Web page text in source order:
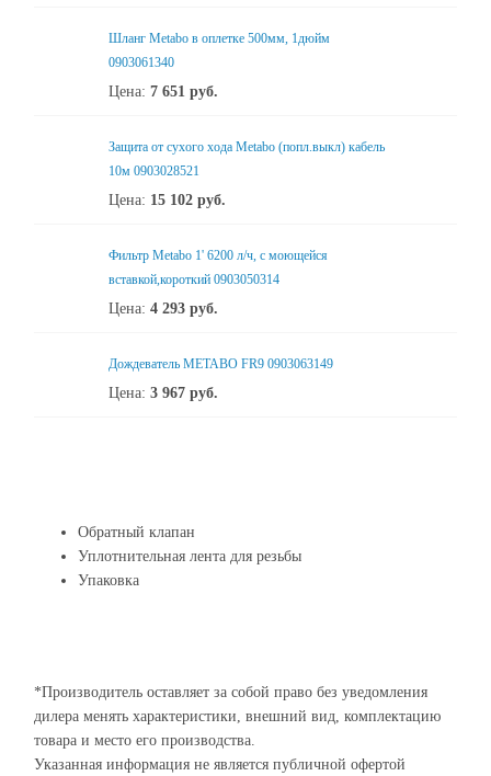
Шланг Metabo в оплетке 500мм, 1дюйм
0903061340
Цена: 7 651 руб.
Защита от сухого хода Metabo (попл.выкл) кабель
10м 0903028521
Цена: 15 102 руб.
Фильтр Metabo 1' 6200 л/ч, с моющейся
вставкой,короткий 0903050314
Цена: 4 293 руб.
Дождеватель METABO FR9 0903063149
Цена: 3 967 руб.
Обратный клапан
Уплотнительная лента для резьбы
Упаковка
*Производитель оставляет за собой право без уведомления
дилера менять характеристики, внешний вид, комплектацию
товара и место его производства.
Указанная информация не является публичной офертой